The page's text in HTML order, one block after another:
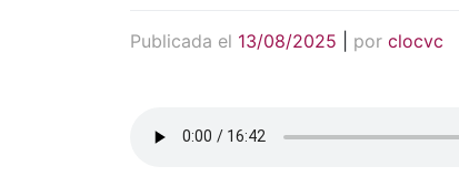
Publicada el 13/08/2025 por clocvc